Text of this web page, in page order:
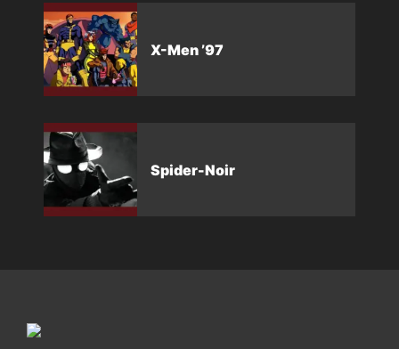
X-Men ’97
Spider-Noir